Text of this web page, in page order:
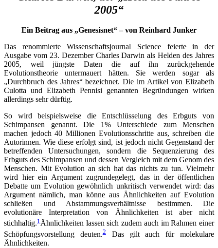
2005“
Ein Beitrag aus „Genesisnet“ – von Reinhard Junker
Das renommierte Wissenschaftsjournal Science feierte in der
Ausgabe vom 23. Dezember Charles Darwin als Helden des Jahres
2005, weil jüngste Daten die auf ihn zurückgehende
Evolutionstheorie untermauert hätten. Sie werden sogar als
„Durchbruch des Jahres“ bezeichnet. Die im Artikel von Elizabeth
Culotta und Elizabeth Pennisi genannten Begründungen wirken
allerdings sehr dürftig.
So wird beispielsweise die Entschlüsselung des Erbguts von
Schimpansen genannt. Die 1% Unterschiede zum Menschen
machen jedoch 40 Millionen Evolutionsschritte aus, schreiben die
Autorinnen. Wie diese erfolgt sind, ist jedoch nicht Gegenstand der
betreffenden Untersuchungen, sondern die Sequenzierung des
Erbguts des Schimpansen und dessen Vergleich mit dem Genom des
Menschen. Mit Evolution an sich hat das nichts zu tun. Vielmehr
wird hier ein Argument zugrundegelegt, das in der öffentlichen
Debatte um Evolution gewöhnlich unkritisch verwendet wird: das
Argument nämlich, man könne aus Ähnlichkeiten auf Evolution
schließen und Abstammungsverhältnisse bestimmen. Die
evolutionäre Interpretation von Ähnlichkeiten ist aber nicht
stichhaltig.1 Ähnlichkeiten lassen sich zudem auch im Rahmen einer
Schöpfungsvorstellung deuten.2Das gilt auch für molekulare
Ähnlichkeiten.